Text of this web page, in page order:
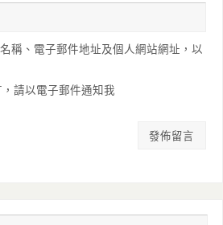
稱、電子郵件地址及個人網站網址，以
請以電子郵件通知我